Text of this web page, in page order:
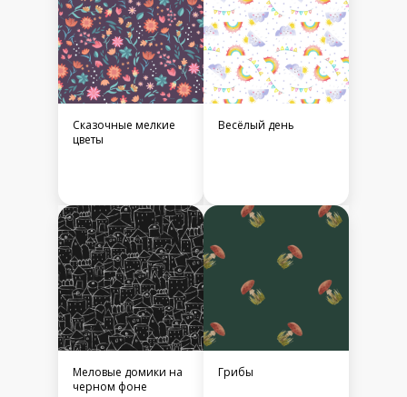
Сказочные мелкие
цветы
Весёлый день
Меловые домики на
черном фоне
Грибы